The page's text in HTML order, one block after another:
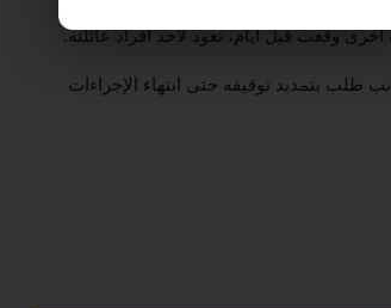
وقعت قبل أيام، تعود لأحد أفراد عائلته.
طلب بتمديد توقيفه حتى انتهاء الإجراءات